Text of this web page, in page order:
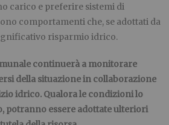
carico e preferire sistemi di
comportamenti che, se adottati da
risparmio idrico.
continuerà a monitorare
della situazione in collaborazione
idrico. Qualora le condizioni lo
potranno essere adottate ulteriori